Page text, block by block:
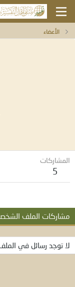
الأعضاء
المشاركات
5
مشاركات الملف
لا توجد رسائل في